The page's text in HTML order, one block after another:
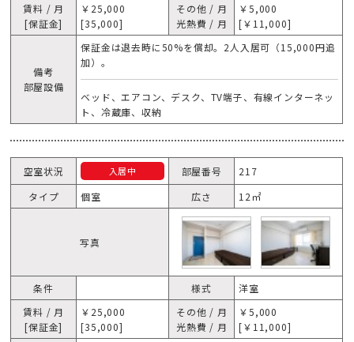
賃料 / 月
[保証金]
￥25,000
[35,000]
その他 / 月
光熱費 / 月
￥5,000
[￥11,000]
備考
部屋設備
保証金は退去時に50%を償却。2人入居可（15,000円追
加）。
ベッド、エアコン、デスク、TV端子、有線インターネッ
ト、冷蔵庫、収納
空室状況 入居中 部屋番号
217
タイプ
個室 広さ 12㎡
写真
条件 様式
洋室
賃料 / 月
[保証金]
￥25,000
[35,000]
その他 / 月
光熱費 / 月
￥5,000
[￥11,000]